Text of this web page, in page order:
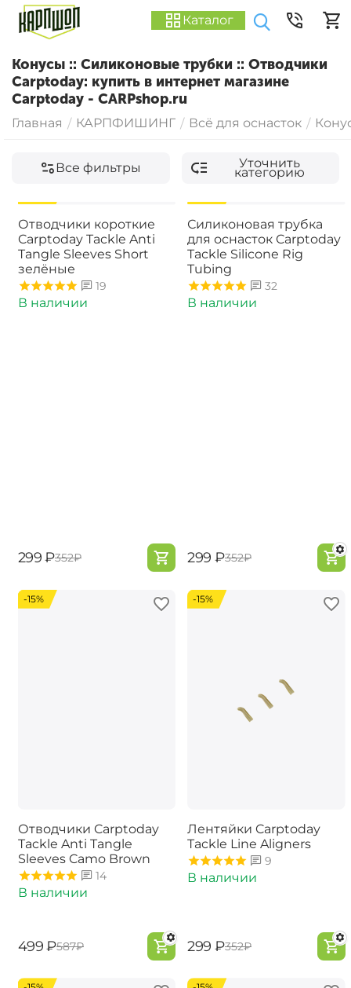
Каталог
Конусы :: Силиконовые трубки :: Отводчики
Carptoday: купить в интернет магазине
Carptoday - CARPshop.ru
Главная / КАРПФИШИНГ / Всё для оснасток /
Все фильтры Уточнить
категорию
Отводчики короткие
Carptoday Tackle Anti
Tangle Sleeves Short
зелёные
19
В наличии
‍299‍ ₽‍352‍₽
Силиконовая трубка
для оснасток Carptoday
Tackle Silicone Rig
Tubing
32
В наличии
‍299‍ ₽‍352‍₽
-15%
Отводчики Carptoday
Tackle Anti Tangle
Sleeves Camo Brown
14
В наличии
‍499‍ ₽‍587‍₽
-15%
Лентяйки Carptoday
Tackle Line Aligners
9
В наличии
‍299‍ ₽‍352‍₽